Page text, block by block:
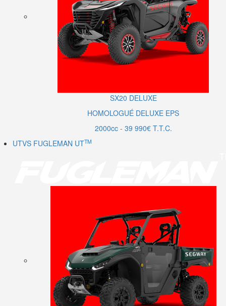
SX20 DELUXE
HOMOLOGUÉ DELUXE EPS
2000cc - 39 990€ T.T.C.
UTVS FUGLEMAN UTTM